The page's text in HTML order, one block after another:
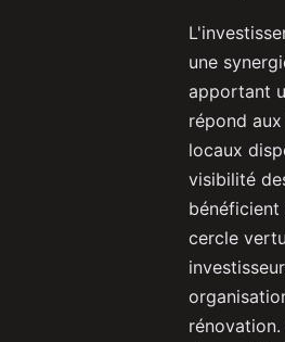
une
apportant
répond
locaux
visibilité
cercle
rénovation.